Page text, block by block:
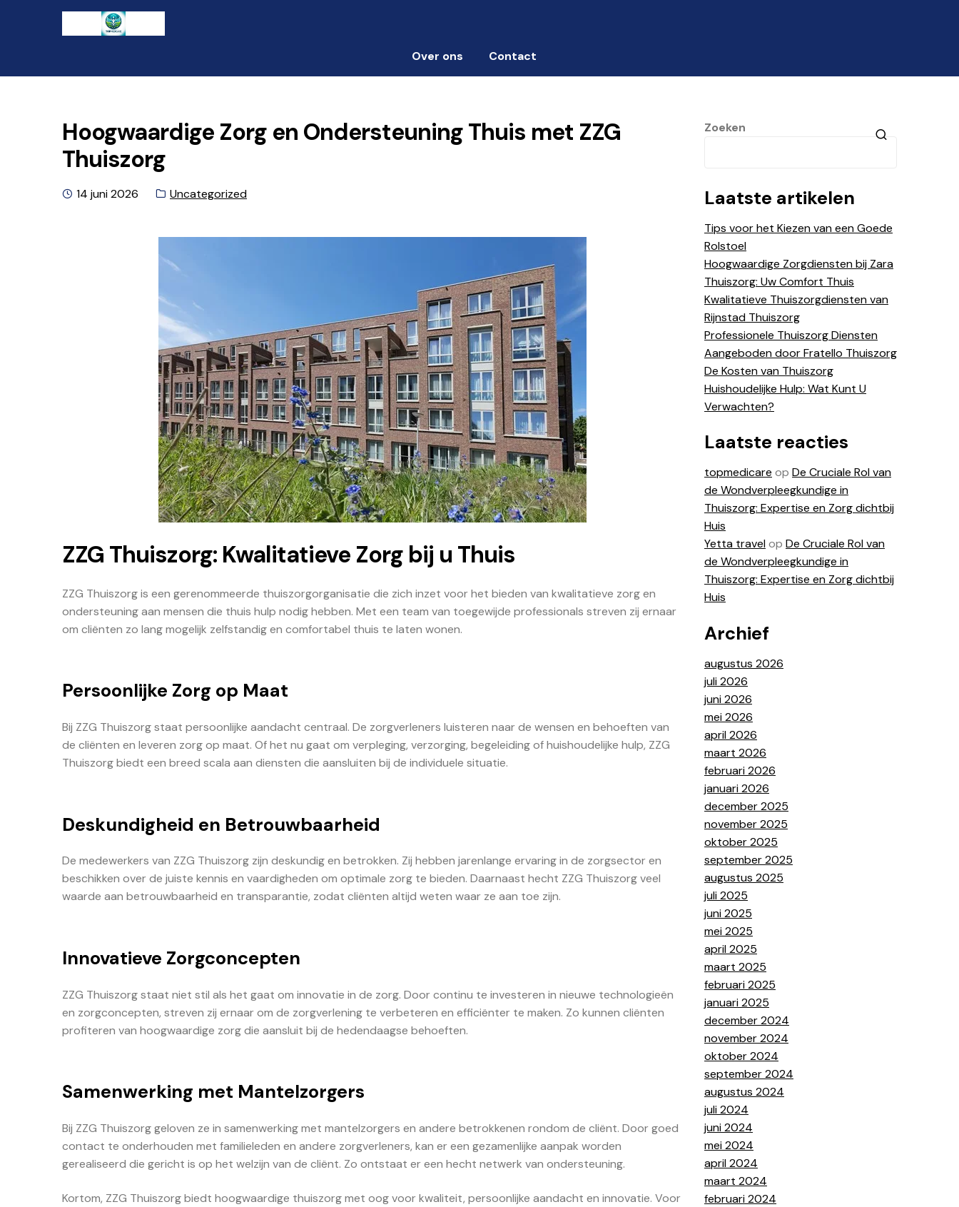
Over ons Contact
Hoogwaardige Zorg en Ondersteuning Thuis met ZZG
Thuiszorg
Geplaatst
14 juni 2026 Categorie:
Uncategorized
ZZG Thuiszorg: Kwalitatieve Zorg bij u Thuis
ZZG Thuiszorg is een gerenommeerde thuiszorgorganisatie die zich inzet voor het bieden van kwalitatieve zorg en
ondersteuning aan mensen die thuis hulp nodig hebben. Met een team van toegewijde professionals streven zij ernaar
om cliënten zo lang mogelijk zelfstandig en comfortabel thuis te laten wonen.
Persoonlijke Zorg op Maat
Bij ZZG Thuiszorg staat persoonlijke aandacht centraal. De zorgverleners luisteren naar de wensen en behoeften van
de cliënten en leveren zorg op maat. Of het nu gaat om verpleging, verzorging, begeleiding of huishoudelijke hulp, ZZG
Thuiszorg biedt een breed scala aan diensten die aansluiten bij de individuele situatie.
Deskundigheid en Betrouwbaarheid
De medewerkers van ZZG Thuiszorg zijn deskundig en betrokken. Zij hebben jarenlange ervaring in de zorgsector en
beschikken over de juiste kennis en vaardigheden om optimale zorg te bieden. Daarnaast hecht ZZG Thuiszorg veel
waarde aan betrouwbaarheid en transparantie, zodat cliënten altijd weten waar ze aan toe zijn.
Innovatieve Zorgconcepten
ZZG Thuiszorg staat niet stil als het gaat om innovatie in de zorg. Door continu te investeren in nieuwe technologieën
en zorgconcepten, streven zij ernaar om de zorgverlening te verbeteren en efficiënter te maken. Zo kunnen cliënten
profiteren van hoogwaardige zorg die aansluit bij de hedendaagse behoeften.
Samenwerking met Mantelzorgers
Bij ZZG Thuiszorg geloven ze in samenwerking met mantelzorgers en andere betrokkenen rondom de cliënt. Door goed
contact te onderhouden met familieleden en andere zorgverleners, kan er een gezamenlijke aanpak worden
gerealiseerd die gericht is op het welzijn van de cliënt. Zo ontstaat er een hecht netwerk van ondersteuning.
Kortom, ZZG Thuiszorg biedt hoogwaardige thuiszorg met oog voor kwaliteit, persoonlijke aandacht en innovatie. Voor
Zoeken
Laatste artikelen
Tips voor het Kiezen van een Goede
Rolstoel
Hoogwaardige Zorgdiensten bij Zara
Thuiszorg: Uw Comfort Thuis
Kwalitatieve Thuiszorgdiensten van
Rijnstad Thuiszorg
Professionele Thuiszorg Diensten
Aangeboden door Fratello Thuiszorg
De Kosten van Thuiszorg
Huishoudelijke Hulp: Wat Kunt U
Verwachten?
Laatste reacties
topmedicare op De Cruciale Rol van
de Wondverpleegkundige in
Thuiszorg: Expertise en Zorg dichtbij
Huis
Yetta travelop De Cruciale Rol van
de Wondverpleegkundige in
Thuiszorg: Expertise en Zorg dichtbij
Huis
Archief
augustus 2026
juli 2026
juni 2026
mei 2026
april 2026
maart 2026
februari 2026
januari 2026
december 2025
november 2025
oktober 2025
september 2025
augustus 2025
juli 2025
juni 2025
mei 2025
april 2025
maart 2025
februari 2025
januari 2025
december 2024
november 2024
oktober 2024
september 2024
augustus 2024
juli 2024
juni 2024
mei 2024
april 2024
maart 2024
februari 2024